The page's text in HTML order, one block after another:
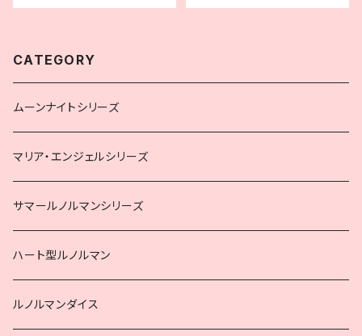
CATEGORY
ムーンナイトシリーズ
マリア・エンジェルシリーズ
サマールノルマンシリーズ
ハート型ルノルマン
ルノルマンダイス